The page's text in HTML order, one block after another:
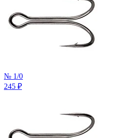
№ 1/0
245 ₽